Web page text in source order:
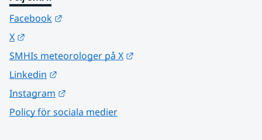
Facebook
X
SMHIs meteorologer på X
Linkedin
Instagram
Policy för sociala medier